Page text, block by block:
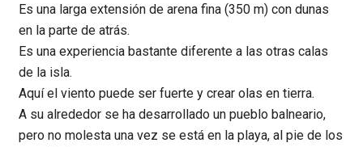
Es una larga extensión de arena fina (350 m) con dunas
en la parte de atrás.
Es una experiencia bastante diferente a las otras calas
de la isla.
Aquí el viento puede ser fuerte y crear olas en tierra.
A su alrededor se ha desarrollado un pueblo balneario,
pero no molesta una vez se está en la playa, al pie de los